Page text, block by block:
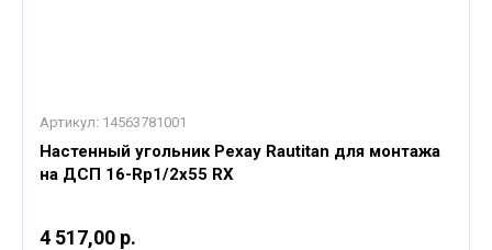
Артикул: 14563781001
Настенный угольник Рехау Rautitan для монтажа
на ДСП 16-Rp1/2x55 RX
4 517,00 р.